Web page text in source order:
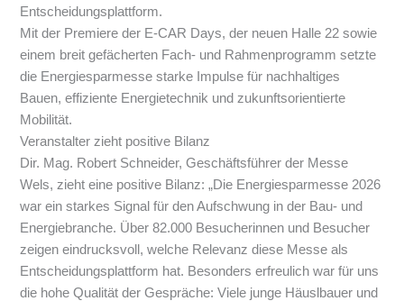
Entscheidungsplattform.
Mit der Premiere der E-CAR Days, der neuen Halle 22 sowie
einem breit gefächerten Fach- und Rahmenprogramm setzte
die Energiesparmesse starke Impulse für nachhaltiges
Bauen, effiziente Energietechnik und zukunftsorientierte
Mobilität.
Veranstalter zieht positive Bilanz
Dir. Mag. Robert Schneider, Geschäftsführer der Messe
Wels, zieht eine positive Bilanz:„Die Energiesparmesse 2026
war ein starkes Signal für den Aufschwung in der Bau- und
Energiebranche. Über 82.000 Besucherinnen und Besucher
zeigen eindrucksvoll, welche Relevanz diese Messe als
Entscheidungsplattform hat. Besonders erfreulich war für uns
die hohe Qualität der Gespräche: Viele junge Häuslbauer und